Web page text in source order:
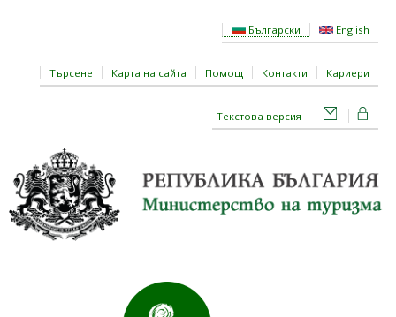
Български English
Търсене Карта на сайта Помощ Контакти Кариери
Текстова версия